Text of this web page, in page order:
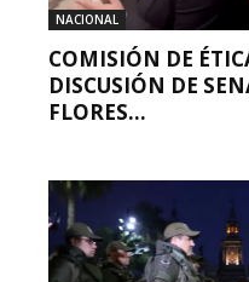
NACIONAL
COMISIÓN DE
DISCUSIÓN DE
FLORES...